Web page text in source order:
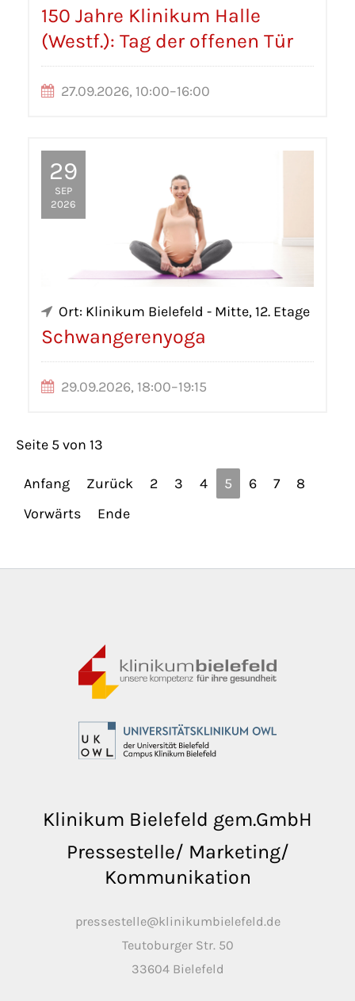
150 Jahre Klinikum Halle
(Westf.): Tag der offenen Tür
27.09.2026, 10:00–16:00
29
SEP
2026
Ort: Klinikum Bielefeld - Mitte, 12. Etage
Schwangerenyoga
29.09.2026, 18:00–19:15
Seite 5 von 13
Anfang Zurück 2 3 4 5 6 7
8
Vorwärts
Ende
Klinikum Bielefeld gem.GmbH
Pressestelle/ Marketing/
Kommunikation
pressestelle@klinikumbielefeld.de
Teutoburger Str. 50
33604 Bielefeld